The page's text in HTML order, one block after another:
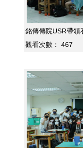
銘傳傳院USR帶領
觀看次數：
467